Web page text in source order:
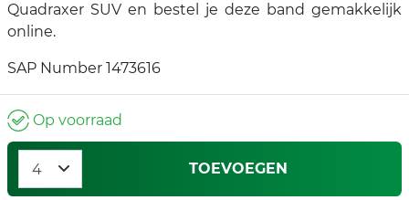
Quadraxer SUV en bestel je deze band gemakkelijk
online.
SAP Number 1473616
Op voorraad
TOEVOEGEN